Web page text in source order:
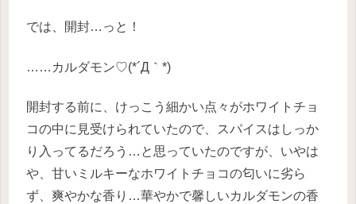
では、開封…っと！
……カルダモン♡(*´Д｀*)
開封する前に、けっこう細かい点々がホワイトチョ
コの中に見受けられていたので、スパイスはしっか
り入ってるだろう…と思っていたのですが、いやは
や、甘いミルキーなホワイトチョコの匂いに劣ら
ず、爽やかな香り…華やかで馨しいカルダモンの香